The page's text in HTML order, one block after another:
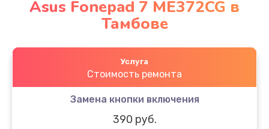
Asus Fonepad 7 ME372CG в
Тамбове
Услуга
Стоимость ремонта
Замена кнопки включения
390 руб.